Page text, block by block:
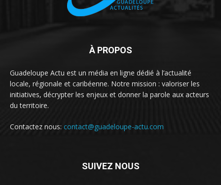
À PROPOS
Guadeloupe Actu est un média en ligne dédié à l’actualité
locale, régionale et caribéenne. Notre mission : valoriser les
initiatives, décrypter les enjeux et donner la parole aux acteurs
du territoire.
Contactez nous: contact@guadeloupe-actu.com
SUIVEZ NOUS